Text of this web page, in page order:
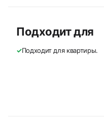
Подходит для
✓Подходит для квартиры.